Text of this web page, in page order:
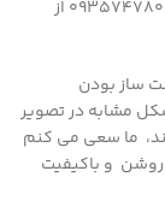
برای اطلاعات بیشتر از طریق دایرکت و یا به شماره 09357478096 از
ساز بودن
مشابه در تصویر
ما سعی می کنم
و باکیفیت